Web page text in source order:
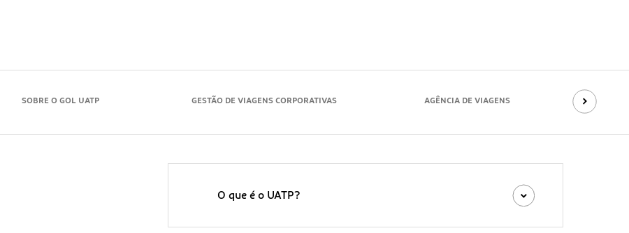
SOBRE O GOL UATP GESTÃO DE VIAGENS CORPORATIVAS AGÊNCIA DE VIAGENS
O que é o UATP?